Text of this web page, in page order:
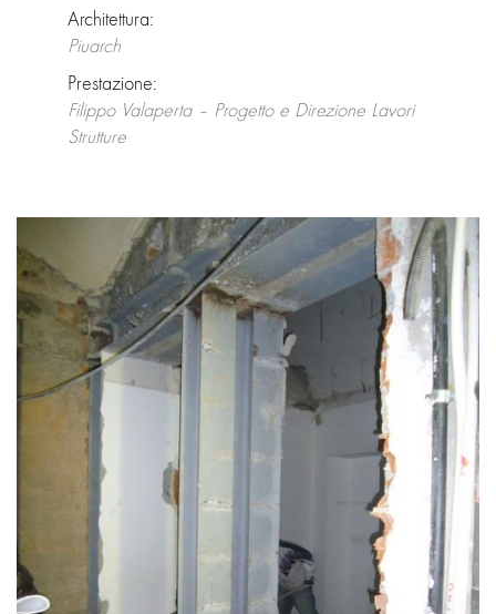
Architettura:
Piuarch
Prestazione:
Filippo Valaperta – Progetto e Direzione Lavori
Strutture